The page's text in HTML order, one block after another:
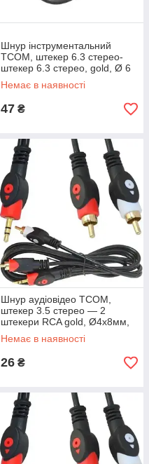
Шнур інструментальний
TCOM, штекер 6.3 стерео-
штекер 6.3 стерео, gold, Ø 6
мм, 3 м, чорний
Немає в наявності
47 ₴
Шнур аудіовідео TCOM,
штекер 3.5 стерео — 2
штекери RCA gold, Ø4х8мм,
1.2 м, чорний
Немає в наявності
26 ₴